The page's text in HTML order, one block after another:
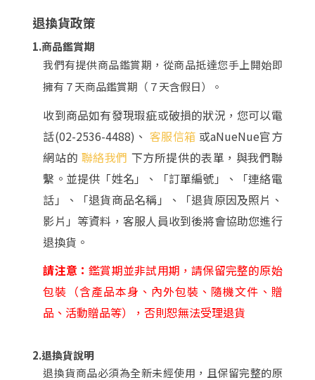
退換貨政策
1.商品鑑賞期
我們有提供商品鑑賞期，從商品抵達您手上開始即
擁有７天商品鑑賞期（７天含假日）。
收到商品如有發現瑕疵或破損的狀況，您可以電
話(02-2536-4488)、 客服信箱 或aNueNue官方
網站的 聯絡我們 下方所提供的表單，與我們聯
繫。並提供「姓名」、「訂單編號」、「連絡電
話」、「退貨商品名稱」、「退貨原因及照片、
影片」等資料，客服人員收到後將會協助您進行
退換貨。
請注意：鑑賞期並非試用期，請保留完整的原始
包裝（含產品本身、內外包裝、隨機文件、贈
品、活動贈品等），否則恕無法受理退貨
2.退換貨說明
退換貨商品必須為全新未經使用，且保留完整的原